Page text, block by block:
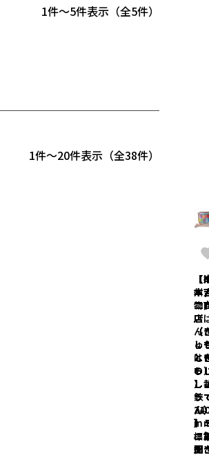
5
1 -
5件表示
38
1 -
20件表示
【
州
物
（
ん
ゅ
は
の
】
鋏
標
型
【
州
物
（
ん
ゅ
は
の
】
鋏
標
型
【
本
二
店
（
し
と
ち
し
う
ん
】
ニ
開
【
本
二
店
（
し
と
ち
し
う
ん
】
ニ
開
【
本
二
店
（
し
と
ち
し
う
ん
】
ニ
開
【
本
二
店
（
し
と
ち
し
う
ん
】
ニ
開
【
本
二
店
（
し
と
ち
し
う
ん
】
ニ
開
【
本
二
店
（
し
と
ち
し
う
ん
】
ニ
開
【
本
二
店
（
し
と
ち
し
う
ん
】
ニ
開
【
本
二
店
（
し
と
ち
し
う
ん
】
ニ
開
【
本
二
店
（
し
と
ち
し
う
ん
】
ニ
開
【
本
二
店
（
し
と
ち
し
う
ん
】
ニ
開
【
本
二
店
（
し
と
ち
し
う
ん
】
ニ
開
【
本
二
店
（
し
と
ち
し
う
ん
】
ニ
開
【
本
二
店
（
し
と
ち
し
う
ん
】
ニ
開
【
本
二
店
（
し
と
ち
し
う
ん
】
ニ
開
【
本
二
店
（
し
と
ち
し
う
ん
】
ニ
開
【
本
二
店
（
し
と
ち
し
う
ん
】
ニ
開
【
本
二
店
（
し
と
ち
し
う
ん
】
ニ
開
【
本
二
店
（
し
と
ち
し
う
ん
】
ニ
開